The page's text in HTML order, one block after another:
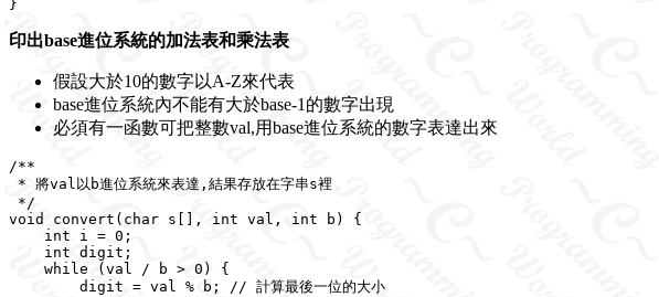
印出base進位系統的加法表和乘法表
假設大於10的數字以A-Z來代表
base進位系統內不能有大於base-1的數字出現
必須有一函數可把整數val,用base進位系統的數字表達出來
/**
* 將val以b進位系統來表達,結果存放在字串s裡
*/
void convert(char s[], int val, int b) {
    int i = 0;
    int digit;
    while (val / b > 0) {
        digit = val % b; // 計算最後一位的大小